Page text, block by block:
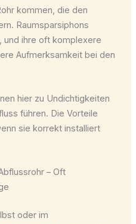
kommen, die den
Raumsparsiphons
und ihre oft komplexere
Aufmerksamkeit bei den
hier zu Undichtigkeiten
führen. Die Vorteile
sie korrekt installiert
– Oft
oder im